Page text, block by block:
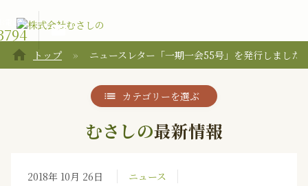
電話で
email
home
トップ ニュースレター「一期一会55号」を発行しました
カテゴリーを選ぶ
むさしの最新情報
2018年 10月 26日 ニュース